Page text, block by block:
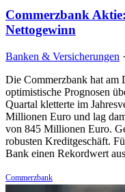
Commerzbank
Nettogewinn
Banken & Versicherungen ·
Die Commerzbank hat am
optimistische Prognosen
Quartal kletterte im
Millionen Euro und lag
von 845 Millionen Euro.
robusten Kreditgeschäft.
Bank einen Rekordwert
Commerzbank